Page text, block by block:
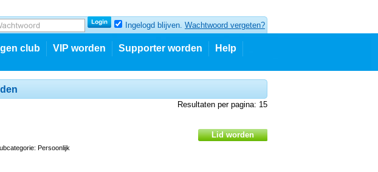
Ingelogd blijven. Wachtwoord vergeten?
club VIP worden Supporter worden Help
Resultaten per pagina: 15
Persoonlijk